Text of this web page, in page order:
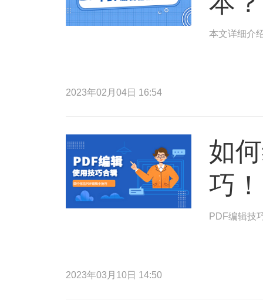
本文详细介
2023年02月04日 16:54
如
巧！
PDF编辑技
2023年03月10日 14:50